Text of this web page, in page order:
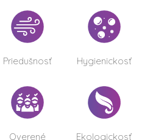
Priedušnosť Hygienickosť
Overené Ekologickosť